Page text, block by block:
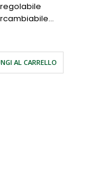
AL CARRELLO
evasi a